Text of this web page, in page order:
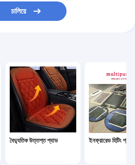
চালিয়ে
বৈদ্যুতিক উত্তপ্ত প্যাড ইনফ্রারেড হিটিং